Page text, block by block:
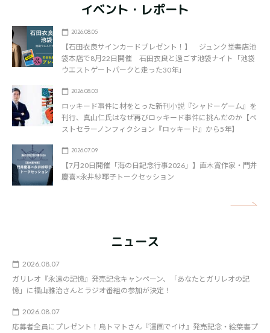
イベント・レポート
2026.08.05
【石田衣良サインカードプレゼント！】 ジュンク堂書店池
袋本店で8月22日開催 石田衣良と過ごす池袋ナイト「池袋
ウエストゲートパークと走った30年」
2026.08.03
ロッキード事件に材をとった新刊小説『シャドーゲーム』を
刊行、真山仁氏はなぜ再びロッキード事件に挑んだのか【ベ
ストセラーノンフィクション『ロッキード』から5年】
2026.07.09
【7月20日開催「海の日記念行事2026」】直木賞作家・門井
慶喜×永井紗耶子トークセッション
ニュース
2026.08.07
ガリレオ『永遠の記憶』発売記念キャンペーン、「あなたとガリレオの記
憶」に福山雅治さんとラジオ番組の参加が決定！
2026.08.07
応募者全員にプレゼント！鳥トマトさん『漫画でイけ』発売記念・絵葉書プ